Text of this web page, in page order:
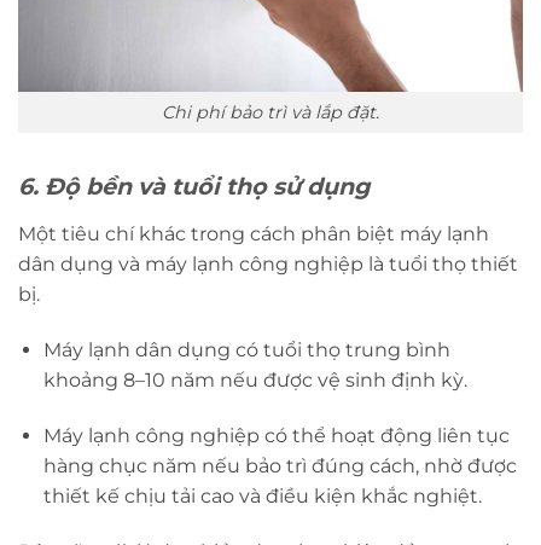
Chi phí bảo trì và lắp đặt.
6. Độ bền và tuổi thọ sử dụng
Một tiêu chí khác trong cách phân biệt máy lạnh
dân dụng và máy lạnh công nghiệp là tuổi thọ thiết
bị.
Máy lạnh dân dụng có tuổi thọ trung bình
khoảng 8–10 năm nếu được vệ sinh định kỳ.
Máy lạnh công nghiệp có thể hoạt động liên tục
hàng chục năm nếu bảo trì đúng cách, nhờ được
thiết kế chịu tải cao và điều kiện khắc nghiệt.